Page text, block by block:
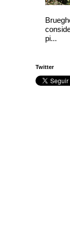
pi...
Twitter